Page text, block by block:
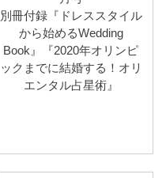
別冊付録『ドレススタイル
から始めるWedding
Book』『2020年オリンピ
ックまでに結婚する！オリ
エンタル占星術』